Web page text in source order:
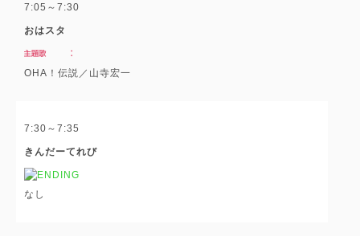
7:05～7:30
おはスタ
OHA！伝説／山寺宏一
7:30～7:35
きんだーてれび
なし